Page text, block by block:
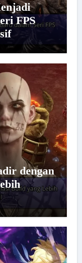
FPS
dengan